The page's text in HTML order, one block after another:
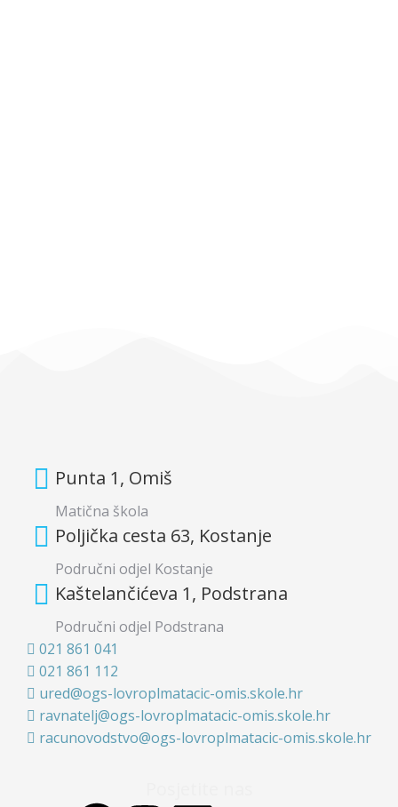
Punta 1, Omiš
Matična škola
Poljička cesta 63, Kostanje
Područni odjel Kostanje
Kaštelančićeva 1, Podstrana
Područni odjel Podstrana
021 861 041
021 861 112
ured@ogs-lovroplmatacic-omis.skole.hr
ravnatelj@ogs-lovroplmatacic-omis.skole.hr
racunovodstvo@ogs-lovroplmatacic-omis.skole.hr